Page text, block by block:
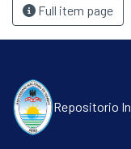
Full item page
Repositorio